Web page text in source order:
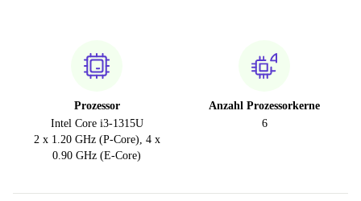
Prozessor
Intel Core i3-1315U
2 x 1.20 GHz (P-Core), 4 x
0.90 GHz (E-Core)
Anzahl Prozessorkerne
6